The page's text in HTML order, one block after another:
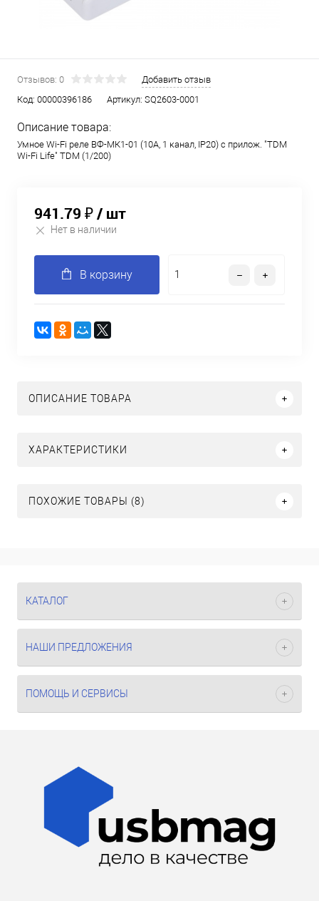
Отзывов: 0
Добавить отзыв
Код: 00000396186 Артикул: SQ2603-0001
Описание товара:
Умное Wi-Fi реле ВФ-МК1-01 (10А, 1 канал, IP20) с прилож. "TDM
Wi-Fi Life" TDM (1/200)
941.79 ₽/ шт
Нет в наличии
В корзину
ОПИСАНИЕ ТОВАРА
ХАРАКТЕРИСТИКИ
ПОХОЖИЕ ТОВАРЫ (8)
КАТАЛОГ
НАШИ ПРЕДЛОЖЕНИЯ
ПОМОЩЬ И СЕРВИСЫ